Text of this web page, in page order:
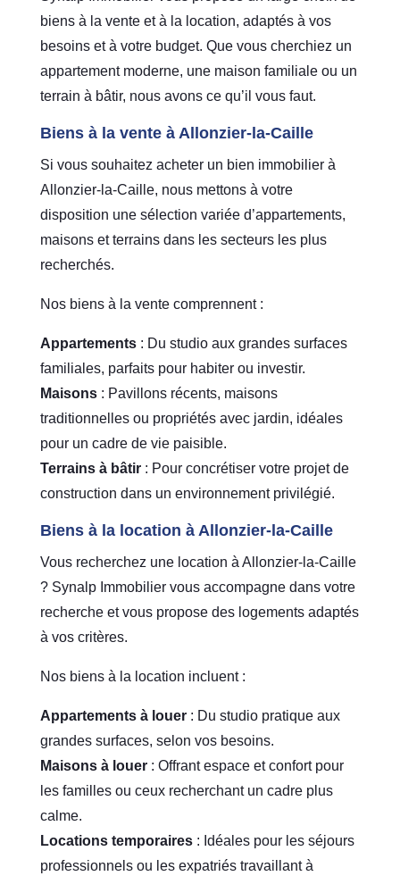
biens à la vente et à la location, adaptés à vos
besoins et à votre budget. Que vous cherchiez un
appartement moderne, une maison familiale ou un
terrain à bâtir, nous avons ce qu’il vous faut.
Biens à la vente à Allonzier-la-Caille
Si vous souhaitez acheter un bien immobilier à
Allonzier-la-Caille, nous mettons à votre
disposition une sélection variée d’appartements,
maisons et terrains dans les secteurs les plus
recherchés.
Nos biens à la vente comprennent :
Appartements: Du studio aux grandes surfaces
familiales, parfaits pour habiter ou investir.
Maisons: Pavillons récents, maisons
traditionnelles ou propriétés avec jardin, idéales
pour un cadre de vie paisible.
Terrains à bâtir: Pour concrétiser votre projet de
construction dans un environnement privilégié.
Biens à la location à Allonzier-la-Caille
Vous recherchez une location à Allonzier-la-Caille
? Synalp Immobilier vous accompagne dans votre
recherche et vous propose des logements adaptés
à vos critères.
Nos biens à la location incluent :
Appartements à louer: Du studio pratique aux
grandes surfaces, selon vos besoins.
Maisons à louer: Offrant espace et confort pour
les familles ou ceux recherchant un cadre plus
calme.
Locations temporaires: Idéales pour les séjours
professionnels ou les expatriés travaillant à